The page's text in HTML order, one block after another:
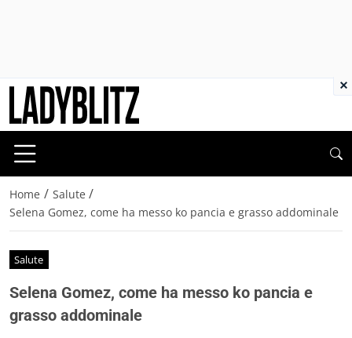
Home / Salute /
Selena Gomez, come ha messo ko pancia e grasso addominale
Salute
Selena Gomez, come ha messo ko pancia e
grasso addominale
×